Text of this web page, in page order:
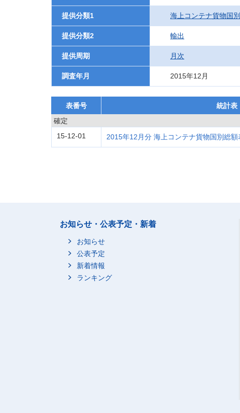
提供分類1 海上コンテナ貨物国
提供分類2 輸出
提供周期 月次
調査年月 2015年12月
表番号 統計表
確定
15-12-01
2015年12月分 海上コンテナ貨物国別総
お知らせ・公表予定・新着
お知らせ
公表予定
新着情報
ランキング